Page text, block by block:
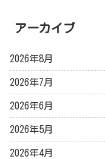
アーカイブ
2026年8月
2026年7月
2026年6月
2026年5月
2026年4月